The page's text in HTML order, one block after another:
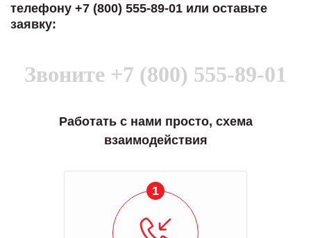
телефону +7 (800) 555-89-01 или оставьте
заявку:
Звоните +7 (800) 555-89-01
Работать с нами просто, схема
взаимодействия
1